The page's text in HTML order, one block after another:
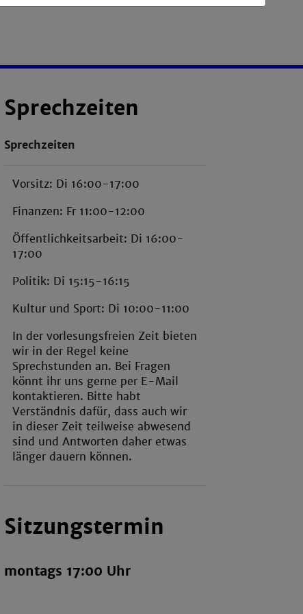
Sprechzeiten
Sprechzeiten
Vorsitz: Di 16:00-17:00
Finanzen: Fr 11:00-12:00
Öffentlichkeitsarbeit: Di 16:00-
17:00
Politik: Di 15:15-16:15
Kultur und Sport: Di 10:00-11:00
In der vorlesungsfreien Zeit bieten
wir in der Regel keine
Sprechstunden an. Bei Fragen
könnt ihr uns gerne per E-Mail
kontaktieren. Bitte habt
Verständnis dafür, dass auch wir
in dieser Zeit teilweise abwesend
sind und Antworten daher etwas
länger dauern können.
Sitzungstermin
montags 17:00 Uhr